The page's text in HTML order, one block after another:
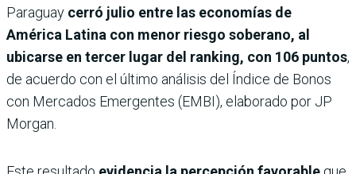
Paraguay cerró julio entre las economías de
América Latina con menor riesgo soberano, al
ubicarse en tercer lugar del ranking, con 106 puntos,
de acuerdo con el último análisis del Índice de Bonos
con Mercados Emergentes (EMBI), elaborado por JP
Morgan.